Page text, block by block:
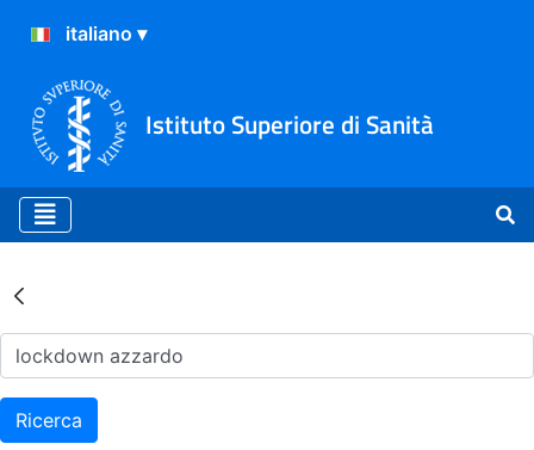
Istituto Superiore di Sanità
Risultati della Ricerca -
Ricerca